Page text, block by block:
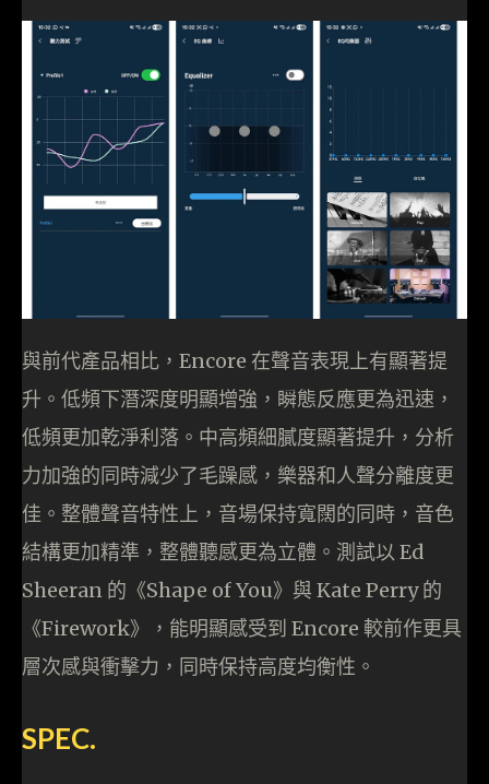
與前代產品相比，Encore 在聲音表現上有顯著提
升。低頻下潛深度明顯增強，瞬態反應更為迅速，
低頻更加乾淨利落。中高頻細膩度顯著提升，分析
力加強的同時減少了毛躁感，樂器和人聲分離度更
佳。整體聲音特性上，音場保持寬闊的同時，音色
結構更加精準，整體聽感更為立體。測試以 Ed
Sheeran 的《Shape of You》與 Kate Perry 的
《Firework》，能明顯感受到 Encore 較前作更具
層次感與衝擊力，同時保持高度均衡性。
SPEC.